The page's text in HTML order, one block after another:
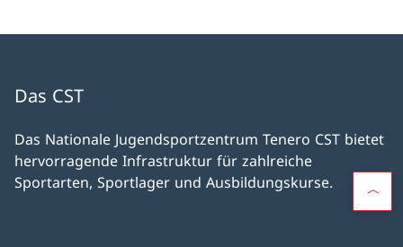
Das CST
Das Nationale Jugendsportzentrum Tenero CST bietet
hervorragende Infrastruktur für zahlreiche
Sportarten, Sportlager und Ausbildungskurse.